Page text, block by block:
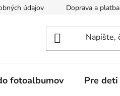
údajov Doprava a platba
fotoalbumov Pre deti